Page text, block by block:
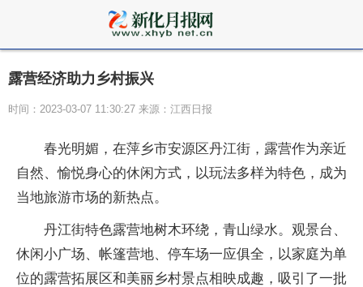
露营经济助力乡村振兴
时间：2023-03-07 11:30:27 来源：江西日报
春光明媚，在萍乡市安源区丹江街，露营作为亲近
自然、愉悦身心的休闲方式，以玩法多样为特色，成为
当地旅游市场的新热点。
丹江街特色露营地树木环绕，青山绿水。观景台、
休闲小广场、帐篷营地、停车场一应俱全，以家庭为单
位的露营拓展区和美丽乡村景点相映成趣，吸引了一批